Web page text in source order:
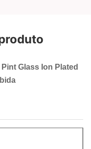
Glass Ion Plated